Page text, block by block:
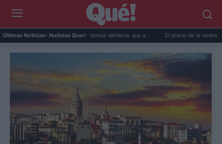
Últimas Noticias- Noticias Que!:
extremo y ansiedad: síntomas idénticos que a... El precio de la vivienda en